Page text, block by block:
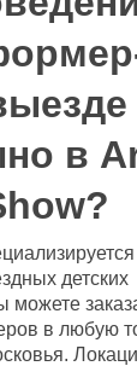
в
детских
можете
в любую